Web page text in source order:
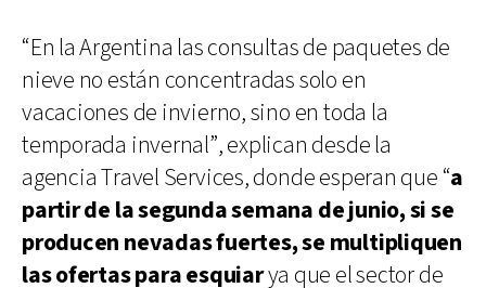
“En la Argentina las consultas de paquetes de
nieve no están concentradas solo en
vacaciones de invierno, sino en toda la
temporada invernal”, explican desde la
agencia Travel Services, donde esperan que “a
partir de la segunda semana de junio, si se
producen nevadas fuertes, se multipliquen
las ofertas para esquiarya que el sector de